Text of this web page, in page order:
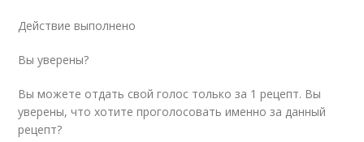
Действие выполнено
Вы уверены?
Вы можете отдать свой голос только за 1 рецепт. Вы
уверены, что хотите проголосовать именно за данный
рецепт?